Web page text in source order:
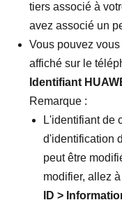
tiers associé à
avez associé un
Vous pouvez
affiché sur le
Identifiant
Remarque :
L'identifiant de
d'identification
peut être
modifier, allez à
ID >